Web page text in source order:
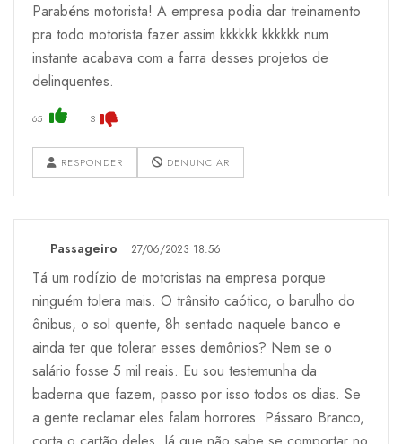
Parabéns motorista! A empresa podia dar treinamento
pra todo motorista fazer assim kkkkkk kkkkkk num
instante acabava com a farra desses projetos de
delinquentes.
65 3
RESPONDER DENUNCIAR
Passageiro 27/06/2023 18:56
Tá um rodízio de motoristas na empresa porque
ninguém tolera mais. O trânsito caótico, o barulho do
ônibus, o sol quente, 8h sentado naquele banco e
ainda ter que tolerar esses demônios? Nem se o
salário fosse 5 mil reais. Eu sou testemunha da
baderna que fazem, passo por isso todos os dias. Se
a gente reclamar eles falam horrores. Pássaro Branco,